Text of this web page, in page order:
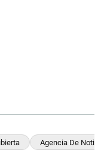
Agencia De